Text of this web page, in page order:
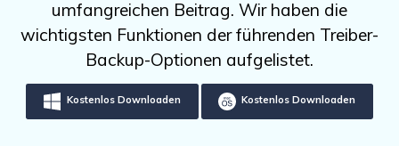
Unbegrenzte Daten vom Mac-System
wiederherstellen
Kostenlos Testen
Datenverlust-Szenarien
ALLE FUNKTIONEN ENTDECKEN
Aktuelles Thema
Sign In
search
umfangreichen Beitrag. Wir haben die
wichtigsten Funktionen der führenden Treiber-
Backup-Optionen aufgelistet.
Kostenlos Downloaden Kostenlos Downloaden